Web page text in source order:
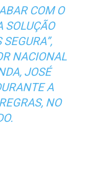
COM O
SOLUÇÃO
NACIONAL
JOSÉ
A
NO